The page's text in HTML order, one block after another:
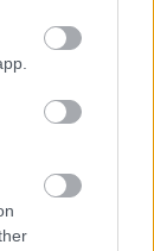
brownies